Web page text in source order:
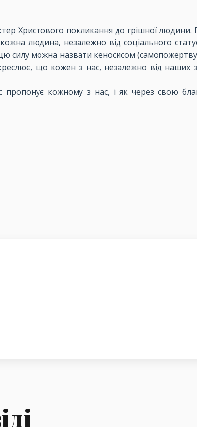
Христового покликання до грішної людини.
людина, незалежно від соціального
силу можна назвати кеносисом
що кожен з нас, незалежно від наших
пропонує кожному з нас, і як через свою